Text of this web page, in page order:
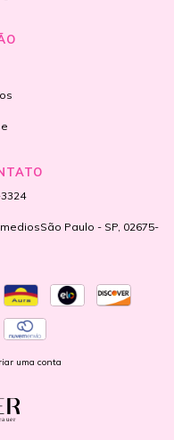
Paulo - SP, 02675-
uma conta
Feito por @agenciabrauer